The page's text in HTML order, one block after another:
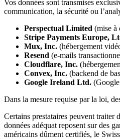
Vos données sont transmises
communication, la sécurité ou
Perspectual Limited (mise à
Stripe Payments Europe,
Mux, Inc. (hébergement
Resend (e-mails
Cloudflare, Inc.
Convex, Inc. (backend de
Google Ireland Ltd.
Dans la mesure requise par la loi,
Certains prestataires peuvent traiter
données adéquat reposent sur des
américains dûment certifiés, le